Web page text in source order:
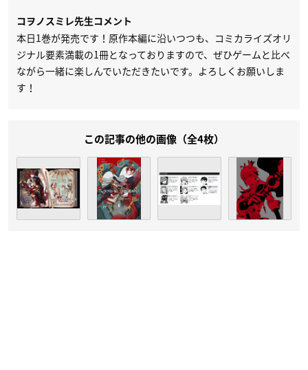
コヲノスミレ先生コメント
本日1巻が発売です！原作本編に沿いつつも、コミカライズオリ
ジナル要素満載の1冊となっておりますので、ぜひゲームと比べ
ながら一緒に楽しんでいただきたいです。よろしくお願いしま
す！
この記事の他の画像（全4枚）